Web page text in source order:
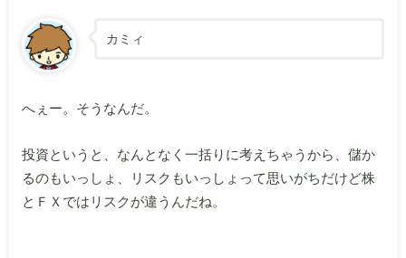
カミィ
へぇー。そうなんだ。
投資というと、なんとなく一括りに考えちゃうから、儲か
るのもいっしょ、リスクもいっしょって思いがちだけど株
とＦＸではリスクが違うんだね。